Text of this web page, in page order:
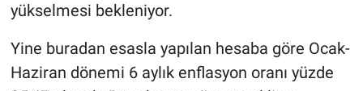
yükselmesi bekleniyor.
Yine buradan esasla yapılan hesaba göre Ocak-
Haziran dönemi 6 aylık enflasyon oranı yüzde